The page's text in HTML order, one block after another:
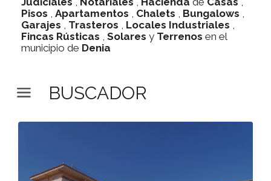
Pisos , Apartamentos , Chalets , Bungalows ,
Garajes , Trasteros , Locales Industriales ,
Fincas Rústicas , Solares y Terrenos en el
municipio de Denia
BUSCADOR